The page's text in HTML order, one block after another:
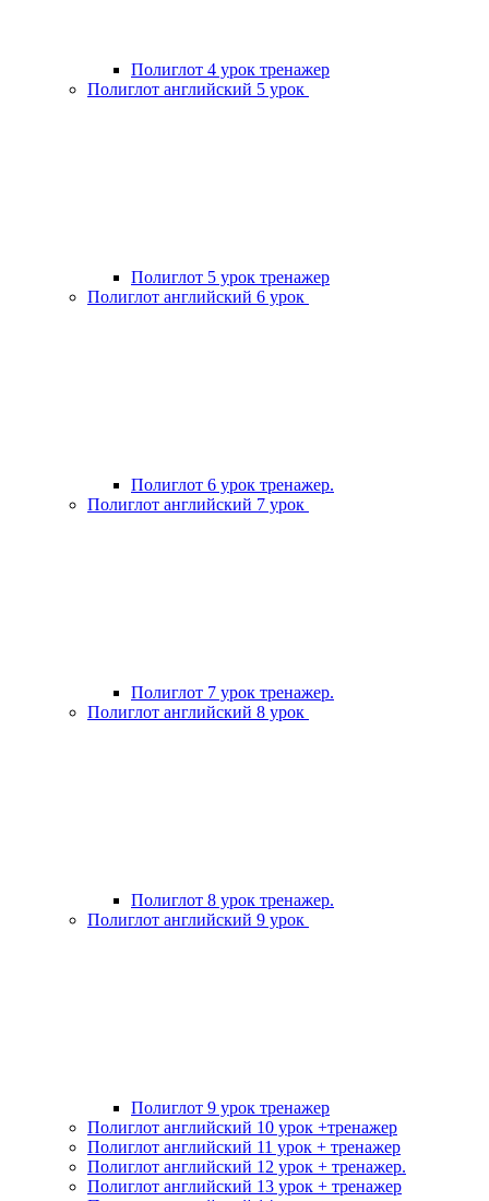
Полиглот 4 урок тренажер
Полиглот английский 5 урок
Полиглот 5 урок тренажер
Полиглот английский 6 урок
Полиглот 6 урок тренажер.
Полиглот английский 7 урок
Полиглот 7 урок тренажер.
Полиглот английский 8 урок
Полиглот 8 урок тренажер.
Полиглот английский 9 урок
Полиглот 9 урок тренажер
Полиглот английский 10 урок +тренажер
Полиглот английский 11 урок + тренажер
Полиглот английский 12 урок + тренажер.
Полиглот английский 13 урок + тренажер